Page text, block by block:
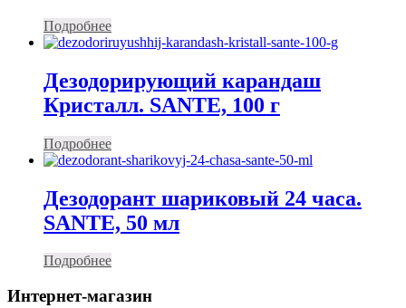
Подробнее
Дезодорирующий карандаш
Кристалл. SANTE, 100 г
Подробнее
Дезодорант шариковый 24 часа.
SANTE, 50 мл
Подробнее
Интернет-магазин